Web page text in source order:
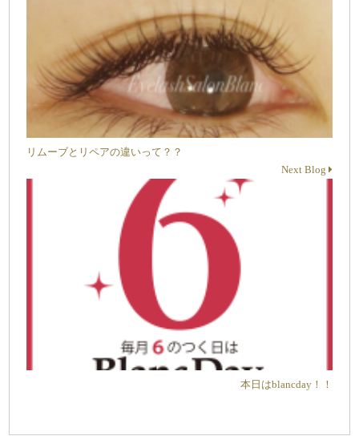
リムーブとリペアの違いって？？
Next Blog
本日はblancday！！